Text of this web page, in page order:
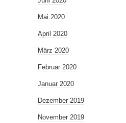
Mai 2020
April 2020
März 2020
Februar 2020
Januar 2020
Dezember 2019
November 2019